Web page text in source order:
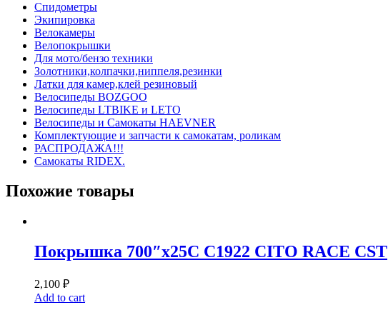
Спидометры
Экипировка
Велокамеры
Велопокрышки
Для мото/бензо техники
Золотники,колпачки,ниппеля,резинки
Латки для камер,клей резиновый
Велосипеды BOZGOO
Велосипеды LTBIKE и LETO
Велосипеды и Самокаты HAEVNER
Комплектующие и запчасти к самокатам, роликам
РАСПРОДАЖА!!!
Самокаты RIDEX.
Похожие товары
Покрышка 700″х25С С1922 СITO RACE CST
2,100 ₽
Add to cart